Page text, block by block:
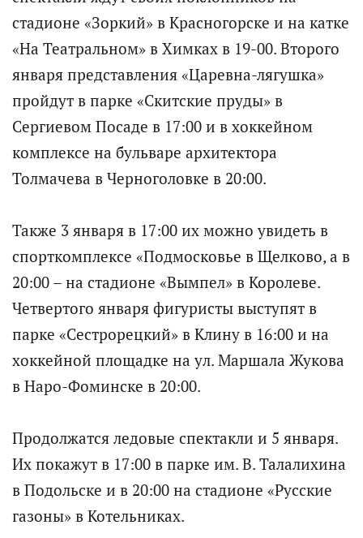
стадионе «Зоркий» в Красногорске и на катке
«На Театральном» в Химках в 19-00. Второго
января представления «Царевна-лягушка»
пройдут в парке «Скитские пруды» в
Сергиевом Посаде в 17:00 и в хоккейном
комплексе на бульваре архитектора
Толмачева в Черноголовке в 20:00.
Также 3 января в 17:00 их можно увидеть в
спорткомплексе «Подмосковье в Щелково, а в
20:00 – на стадионе «Вымпел» в Королеве.
Четвертого января фигуристы выступят в
парке «Сестрорецкий» в Клину в 16:00 и на
хоккейной площадке на ул. Маршала Жукова
в Наро-Фоминске в 20:00.
Продолжатся ледовые спектакли и 5 января.
Их покажут в 17:00 в парке им. В. Талалихина
в Подольске и в 20:00 на стадионе «Русские
газоны» в Котельниках.